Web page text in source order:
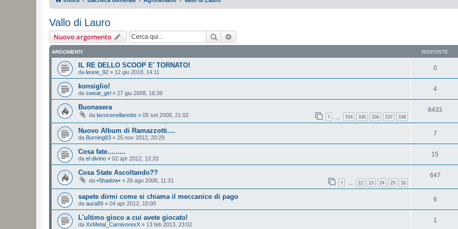
Vallo di Lauro
Nuovo argomento Cerca
ARGOMENTI RISPOSTE
IL RE DELLO SCOOP E' TORNATO!
da leone_92 » 12 giu 2018, 14:11
0
konsiglio!
da sweat_girl » 27 giu 2008, 16:39
4
Buonasera
da lavocenellanotte » 05 set 2008, 21:02 1 334 335 336 337 338
8433
Nuovo Album di Ramazzotti....
da Burning83 » 25 nov 2012, 20:29
7
Cosa fate.........
da el divino » 02 apr 2012, 12:33
15
Cosa State Ascoltando??
da •Shadow• » 26 ago 2008, 11:31 1 … 22 23 24 25 26
647
sapete dirmi come si chiama il meccanico di pago
da aura89 » 04 apr 2012, 10:00
6
L'ultimo gioco a cui avete giocato!
da XxMetal_CarnivorexX » 13 feb 2013, 23:02
1